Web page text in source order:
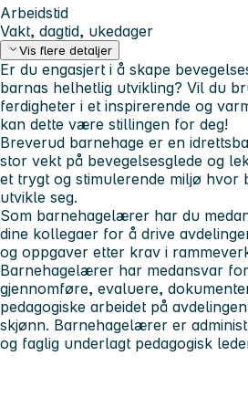
Arbeidstid
Vakt, dagtid, ukedager
Vis flere detaljer
Er du engasjert i å skape
barnas helhetlig utvikling? Vil du
ferdigheter i et inspirerende og
kan dette være stillingen for deg!
Breverud barnehage er en
stor vekt på bevegelsesglede og
et trygt og stimulerende miljø hvor
utvikle seg.
Som barnehagelærer har du
dine kollegaer for å drive
og oppgaver etter krav i
Barnehagelærer har medansvar
gjennomføre, evaluere,
pedagogiske arbeidet på
skjønn. Barnehagelærer er
og faglig underlagt pedagogisk